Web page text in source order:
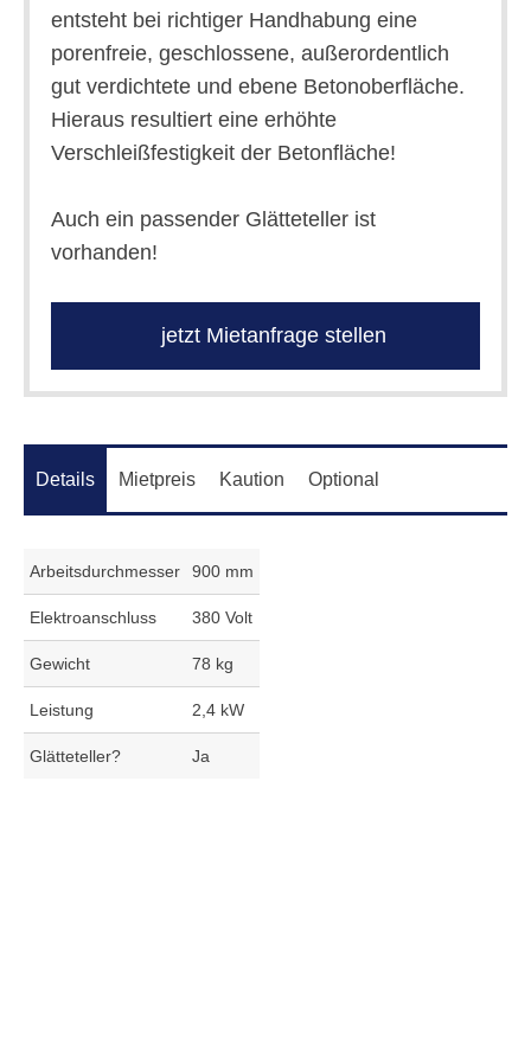
entsteht bei richtiger Handhabung eine
porenfreie, geschlossene, außerordentlich
gut verdichtete und ebene Betonoberfläche.
Hieraus resultiert eine erhöhte
Verschleißfestigkeit der Betonfläche!
Auch ein passender Glätteteller ist
vorhanden!
jetzt Mietanfrage stellen
Details Mietpreis Kaution Optional
Arbeitsdurchmesser 900 mm
Elektroanschluss 380 Volt
Gewicht 78 kg
Leistung 2,4 kW
Glätteteller? Ja